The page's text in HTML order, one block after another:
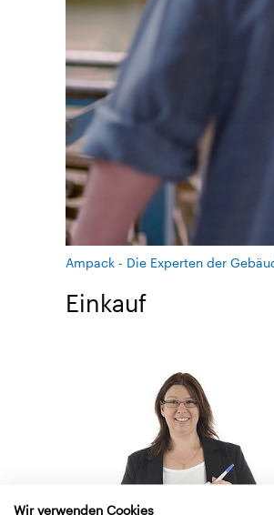
Ampack - Die Experten der
Einkauf
Wir verwenden Cookies